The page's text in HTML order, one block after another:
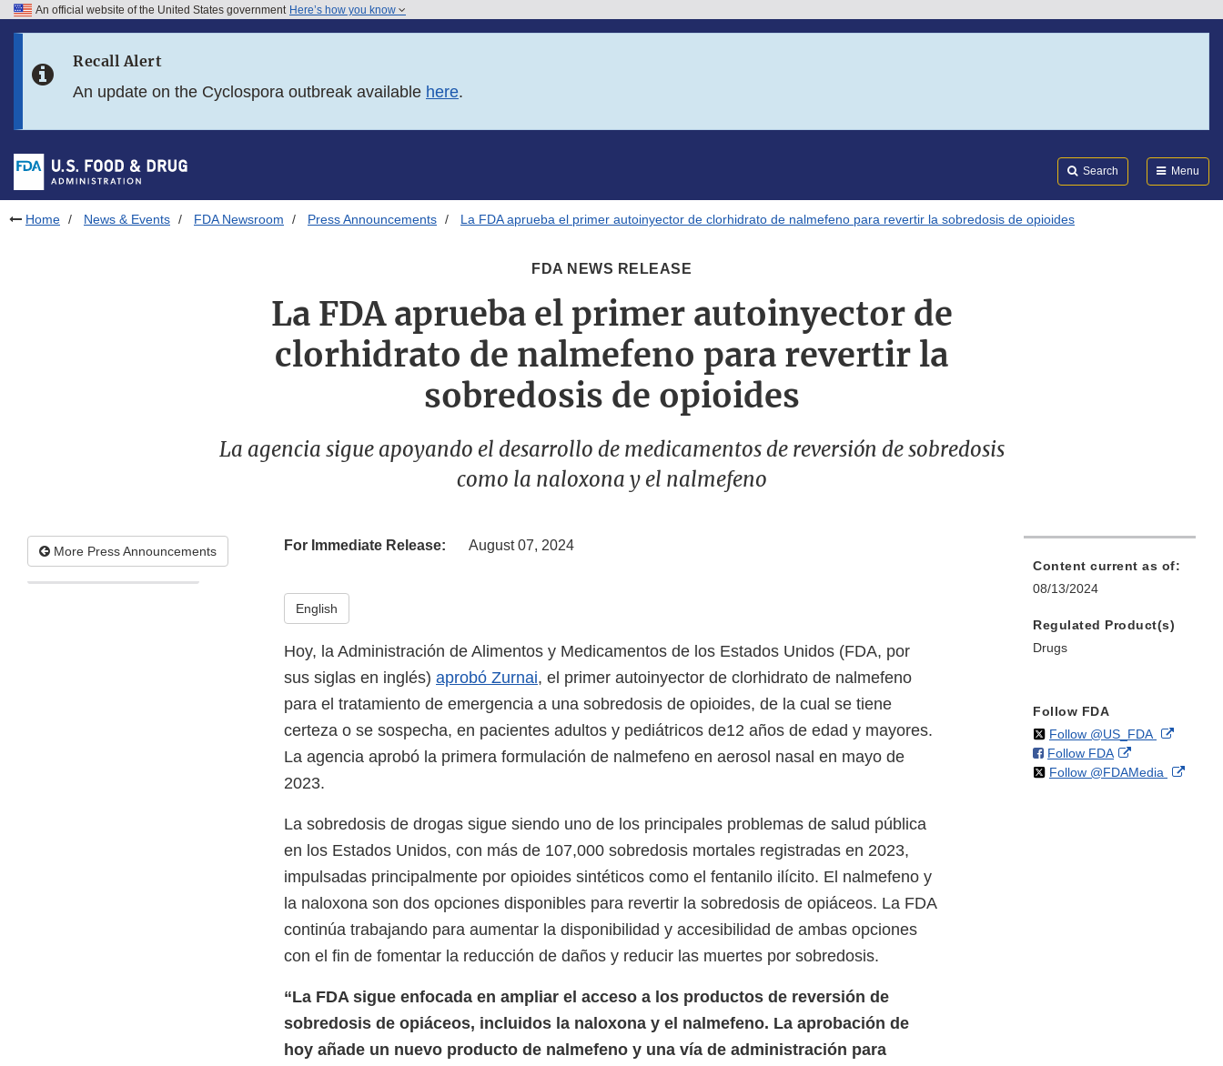
Skip to FDA Search
Skip to footer links
An official website of the United States government Here’s how you know
Recall Alert
An update on the Cyclospora outbreak available here.
Search Menu
Home News & Events FDA Newsroom Press Announcements La FDA aprueba el primer autoinyector de clorhidrato de nalmefeno para revertir la sobredosis de opioides
FDA NEWS RELEASE
La FDA aprueba el primer autoinyector de
clorhidrato de nalmefeno para revertir la
sobredosis de opioides
La agencia sigue apoyando el desarrollo de medicamentos de reversión de sobredosis
como la naloxona y el nalmefeno
More Press Announcements For Immediate Release: August 07, 2024
English
Hoy, la Administración de Alimentos y Medicamentos de los Estados Unidos (FDA, por
sus siglas en inglés) aprobó Zurnai, el primer autoinyector de clorhidrato de nalmefeno
para el tratamiento de emergencia a una sobredosis de opioides, de la cual se tiene
certeza o se sospecha, en pacientes adultos y pediátricos de12 años de edad y mayores.
La agencia aprobó la primera formulación de nalmefeno en aerosol nasal en mayo de
2023.
La sobredosis de drogas sigue siendo uno de los principales problemas de salud pública
en los Estados Unidos, con más de 107,000 sobredosis mortales registradas en 2023,
impulsadas principalmente por opioides sintéticos como el fentanilo ilícito. El nalmefeno y
la naloxona son dos opciones disponibles para revertir la sobredosis de opiáceos. La FDA
continúa trabajando para aumentar la disponibilidad y accesibilidad de ambas opciones
con el fin de fomentar la reducción de daños y reducir las muertes por sobredosis.
“La FDA sigue enfocada en ampliar el acceso a los productos de reversión de
sobredosis de opiáceos, incluidos la naloxona y el nalmefeno. La aprobación de
hoy añade un nuevo producto de nalmefeno y una vía de administración para
Content current as of:
08/13/2024
Regulated Product(s)
Drugs
Follow FDA
Follow @US_FDAon External
Follow FDAon
Facebook
External
Link
Follow @FDAMedia on